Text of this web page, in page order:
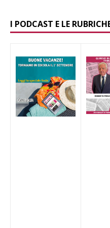
I PODCAST E LE